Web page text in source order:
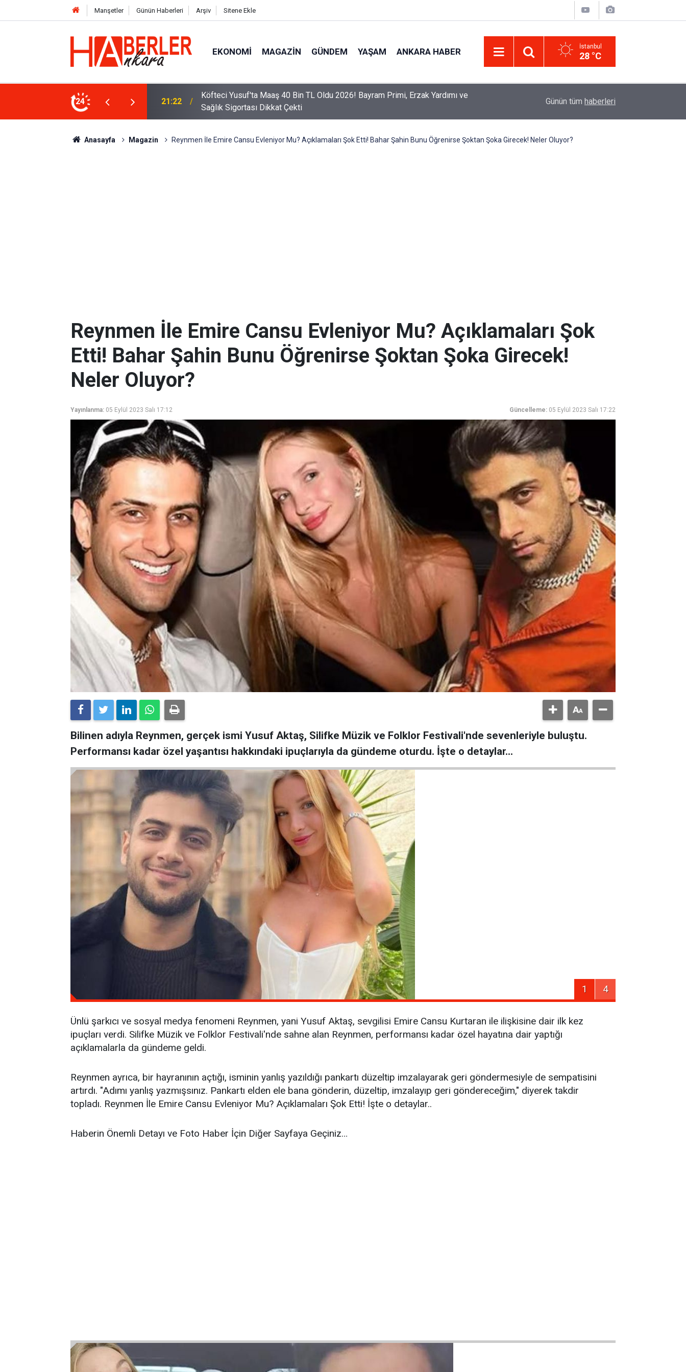
Manşetler Günün Haberleri Arşiv Sitene Ekle
EKONOMI MAGAZIN GÜNDEM YAŞAM ANKARA HABER İstanbul
28 °C
24
2026! Bayram Primi, Erzak Yardımı ve
12:33 Sürücüler Dikkat! Yeni Dönemde 3 İhlal Ehliyet İptaline Neden Olacak
Uzadı, Ödeme Kuralları Değişti
Günün tüm haberleri
Anasayfa Magazin Reynmen İle Emire Cansu Evleniyor Mu? Açıklamaları Şok Etti! Bahar Şahin Bunu Öğrenirse Şoktan Şoka Girecek! Neler Oluyor?
Reynmen İle Emire Cansu Evleniyor Mu? Açıklamaları Şok
Etti! Bahar Şahin Bunu Öğrenirse Şoktan Şoka Girecek!
Neler Oluyor?
Yayınlanma: 05 Eylül 2023 Salı 17:12 Güncelleme: 05 Eylül 2023 Salı 17:22
Bilinen adıyla Reynmen, gerçek ismi Yusuf Aktaş, Silifke Müzik ve Folklor Festivali'nde sevenleriyle buluştu.
Performansı kadar özel yaşantısı hakkındaki ipuçlarıyla da gündeme oturdu. İşte o detaylar...
1 4
Ünlü şarkıcı ve sosyal medya fenomeni Reynmen, yani Yusuf Aktaş, sevgilisi Emire Cansu Kurtaran ile ilişkisine dair ilk kez
ipuçları verdi. Silifke Müzik ve Folklor Festivali'nde sahne alan Reynmen, performansı kadar özel hayatına dair yaptığı
açıklamalarla da gündeme geldi.
Reynmen ayrıca, bir hayranının açtığı, isminin yanlış yazıldığı pankartı düzeltip imzalayarak geri göndermesiyle de sempatisini
artırdı. "Adımı yanlış yazmışsınız. Pankartı elden ele bana gönderin, düzeltip, imzalayıp geri göndereceğim," diyerek takdir
topladı. Reynmen İle Emire Cansu Evleniyor Mu? Açıklamaları Şok Etti! İşte o detaylar..
Haberin Önemli Detayı ve Foto Haber İçin Diğer Sayfaya Geçiniz…